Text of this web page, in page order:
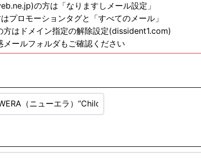
の方は「なりますしメール設定」
プロモーションタグと「すべてのメール」
はドメイン指定の解除設定(dissident1.com)
ールフォルダもご確認ください